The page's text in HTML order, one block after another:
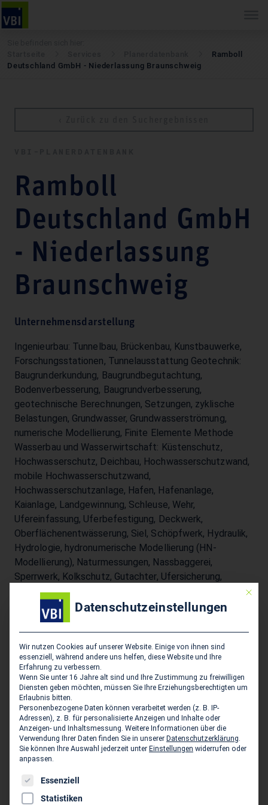
Ramboll
Deutschland GmbH - Niederlassung Braunschweig
Ramboll
Deutschland GmbH
- Niederlassung
Braunschweig
Unternehmensdarstellung
Ingenieurbau: Tunnelbau, Brückenbau, Kunstbauwerke,
Forschungsstationen, Tunnelausstattung Geotechnik:
Baugrunderkundung, Baugrundbegutachtung,
Bodenverbesserung, Baugrundverbesserung,
geotechnische Berechnungen, Setzungen, zyklische
Belastungen, Grundwasser, Grundwasserströmung,
numerische Modellierung, Finite Elemente Methode
Wasserbau und Wasserwirtschaft: Küstenschutz,
Hochwasserschutz, Deichbau, Hochwasserschutzwand,
mobile Hochwasserschutzwand,
Hochwasserschutzanlage, Hafen, Hafenanlage,
Kaianlage, Landgewinnung, Schleuse, Wehr,
Ufereinfassung, Uferbefestigung, Deckwerk,
Oberflächenentwässerung, Siel, Schöpfwerk, Hydraulik,
Hydrologie, hydronumerische Modellierung (HN-
Modellierung), Naturmessungen, Nassbaggerei,
Sperrwerk, Kolkschutz, Gutachter, Ufersicherung,
Kaimauer, Spundwand, Deichsanierung, Deicherhöhung,
Sperrwerk, Kanalbau, Pumpversuche, Pumpwerke,
Technische Ausrüstung Offshoretechnik:
Offshorebauwerke, Offshorewindenergieanlagen,
Offshoreplattform, Plattform, Jacket, Seeoperationen,
Installation, Rückbau, Monopile, Substation, Logistik,
Management, Offshore Windpark,
Schwergewichtsfundament, Recovery Missions
Umweltschutz und -technik: Altlastensanierung,
Rückbau, Flächenrecycling, Umweltverträglichkeit,
Biogasanlagen, Kampfmittel, Gutachter,
Grundwasserbehandlung Beratung und Baumanagement:
Studien, Due Dilligence, Projektmanagement,
Baumanagement, Bauoberleitung, örtliche
Bauüberwachung, Vertragsmanagement,
Mit
Datenschutzeinstellungen
Wir nutzen Cookies auf unserer Website. Einige von ihnen sind
essenziell, während andere uns helfen, diese Website und Ihre
Erfahrung zu verbessern.
Wenn Sie unter 16 Jahre alt sind und Ihre Zustimmung zu freiwilligen
Diensten geben möchten, müssen Sie Ihre Erziehungsberechtigten um
Erlaubnis bitten.
Personenbezogene Daten können verarbeitet werden (z. B. IP-
Adressen), z. B. für personalisierte Anzeigen und Inhalte oder
Anzeigen- und Inhaltsmessung. Weitere Informationen über die
Verwendung Ihrer Daten finden Sie in unserer Datenschutzerklärung.
Sie können Ihre Auswahl jederzeit unter Einstellungen widerrufen oder
anpassen.
Es folgt eine Liste der Service-Gruppen, für die eine
Essenziell
Statistiken